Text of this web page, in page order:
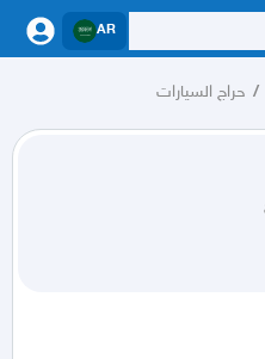
AR
/ حراج السيارات